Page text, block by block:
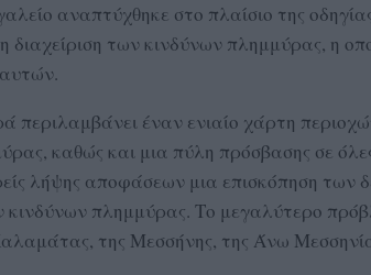
αναπτύχθηκε στο πλαίσιο της
διαχείριση των κινδύνων πλημμύρας, η
περιλαμβάνει έναν ενιαίο χάρτη
καθώς και μια πύλη πρόσβασης σε
λήψης αποφάσεων μια επισκόπηση των
κινδύνων πλημμύρας. Το μεγαλύτερο
της Μεσσήνης, της Άνω